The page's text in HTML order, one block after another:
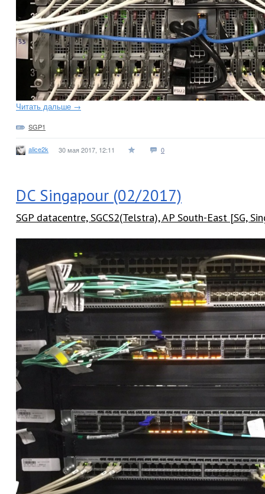
Читать дальше →
SGP1
alice2k 30 мая 2017, 12:11 0
DC Singapour (02/2017)
SGP datacentre, SGCS2(Telstra), AP South-East [SG,